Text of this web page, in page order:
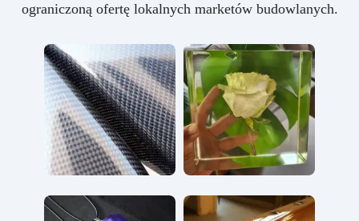
ograniczoną ofertę lokalnych marketów budowlanych.